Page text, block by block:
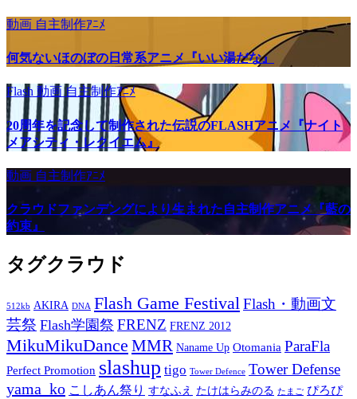
動画 自主制作ｱﾆﾒ
何気ないほのぼの日常系アニメ『いい湯だな』
Flash 動画自主制作ｱﾆﾒ
20周年を記念して制作された伝説のFLASHアニメ『ナイト
メアシティ・レクイエム』
動画 自主制作ｱﾆﾒ
クラウドファンデングにより生まれた自主制作アニメ『藍の
約束』
タグクラウド
512kb AKIRA DNA Flash Game FestivalFlash・動画文
芸祭 Flash学園祭 FRENZ FRENZ 2012
MikuMikuDance MMR Naname Up Otomania ParaFla
Perfect Promotion slashup tigo Tower Defence Tower Defense
yama_ko こしあん祭り すなふえ たけはらみのる たまご ぴろぴ